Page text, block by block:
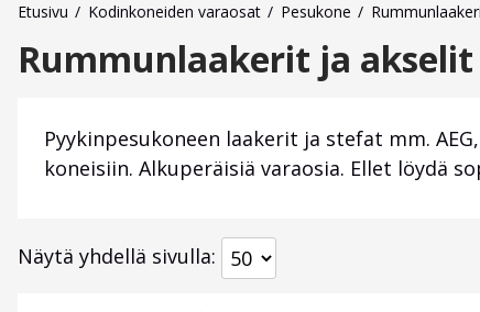
Etusivu Kodinkoneiden varaosat Pesukone
Rummunlaakerit ja akselit
Pyykinpesukoneen laakerit ja stefat mm.
koneisiin. Alkuperäisiä varaosia. Ellet löydä
Näytä yhdellä sivulla